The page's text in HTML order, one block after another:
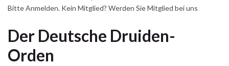
Bitte Anmelden. Kein Mitglied? Werden Sie Mitglied bei uns
Der Deutsche Druiden-
Orden